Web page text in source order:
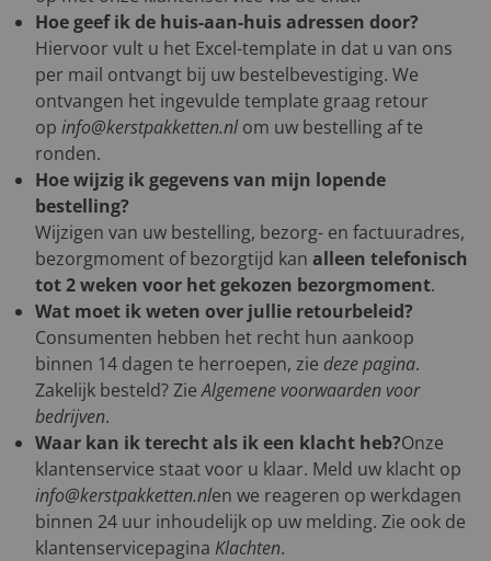
Hoe geef ik de huis-aan-huis adressen door?
Hiervoor vult u het Excel-template in dat u van ons
per mail ontvangt bij uw bestelbevestiging. We
ontvangen het ingevulde template graag retour
op info@kerstpakketten.nlom uw bestelling af te
ronden.
Hoe wijzig ik gegevens van mijn lopende
bestelling?
Wijzigen van uw bestelling, bezorg- en factuuradres,
bezorgmoment of bezorgtijd kan alleen telefonisch
tot 2 weken voor het gekozen bezorgmoment.
Wat moet ik weten over jullie retourbeleid?
Consumenten hebben het recht hun aankoop
binnen 14 dagen te herroepen, zie deze pagina.
Zakelijk besteld? ZieAlgemene voorwaarden voor
bedrijven.
Waar kan ik terecht als ik een klacht heb?Onze
klantenservice staat voor u klaar. Meld uw klacht op
info@kerstpakketten.nlen we reageren op werkdagen
binnen 24 uur inhoudelijk op uw melding. Zie ook de
klantenservicepagina Klachten.